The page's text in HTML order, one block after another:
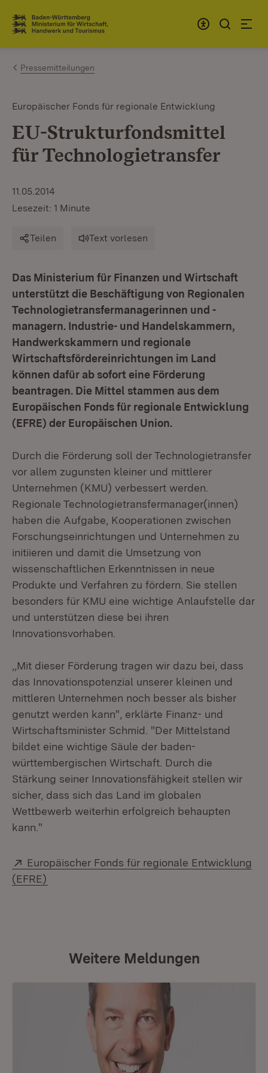
Zum Inhalt springen
Link zur Startseite
Pressemitteilungen
Europäischer Fonds für regionale Entwicklung
EU-Strukturfondsmittel
für Technologietransfer
11.05.2014
Lesezeit: 1 Minute
Teilen Text vorlesen
Das Ministerium für Finanzen und Wirtschaft
unterstützt die Beschäftigung von Regionalen
Technologietransfermanagerinnen und -
managern. Industrie- und Handelskammern,
Handwerkskammern und regionale
Wirtschaftsfördereinrichtungen im Land
können dafür ab sofort eine Förderung
beantragen. Die Mittel stammen aus dem
Europäischen Fonds für regionale Entwicklung
(EFRE) der Europäischen Union.
Durch die Förderung soll der Technologietransfer
vor allem zugunsten kleiner und mittlerer
Unternehmen (KMU) verbessert werden.
Regionale Technologietransfermanager(innen)
haben die Aufgabe, Kooperationen zwischen
Forschungseinrichtungen und Unternehmen zu
initiieren und damit die Umsetzung von
wissenschaftlichen Erkenntnissen in neue
Produkte und Verfahren zu fördern. Sie stellen
besonders für KMU eine wichtige Anlaufstelle dar
und unterstützen diese bei ihren
Innovationsvorhaben.
,,Mit dieser Förderung tragen wir dazu bei, dass
das Innovationspotenzial unserer kleinen und
mittleren Unternehmen noch besser als bisher
genutzt werden kann", erklärte Finanz- und
Wirtschaftsminister Schmid. "Der Mittelstand
bildet eine wichtige Säule der baden-
württembergischen Wirtschaft. Durch die
Stärkung seiner Innovationsfähigkeit stellen wir
sicher, dass sich das Land im globalen
Wettbewerb weiterhin erfolgreich behaupten
kann."
Extern:
Europäischer Fonds für regionale Entwicklung
(EFRE)
Weitere Meldungen